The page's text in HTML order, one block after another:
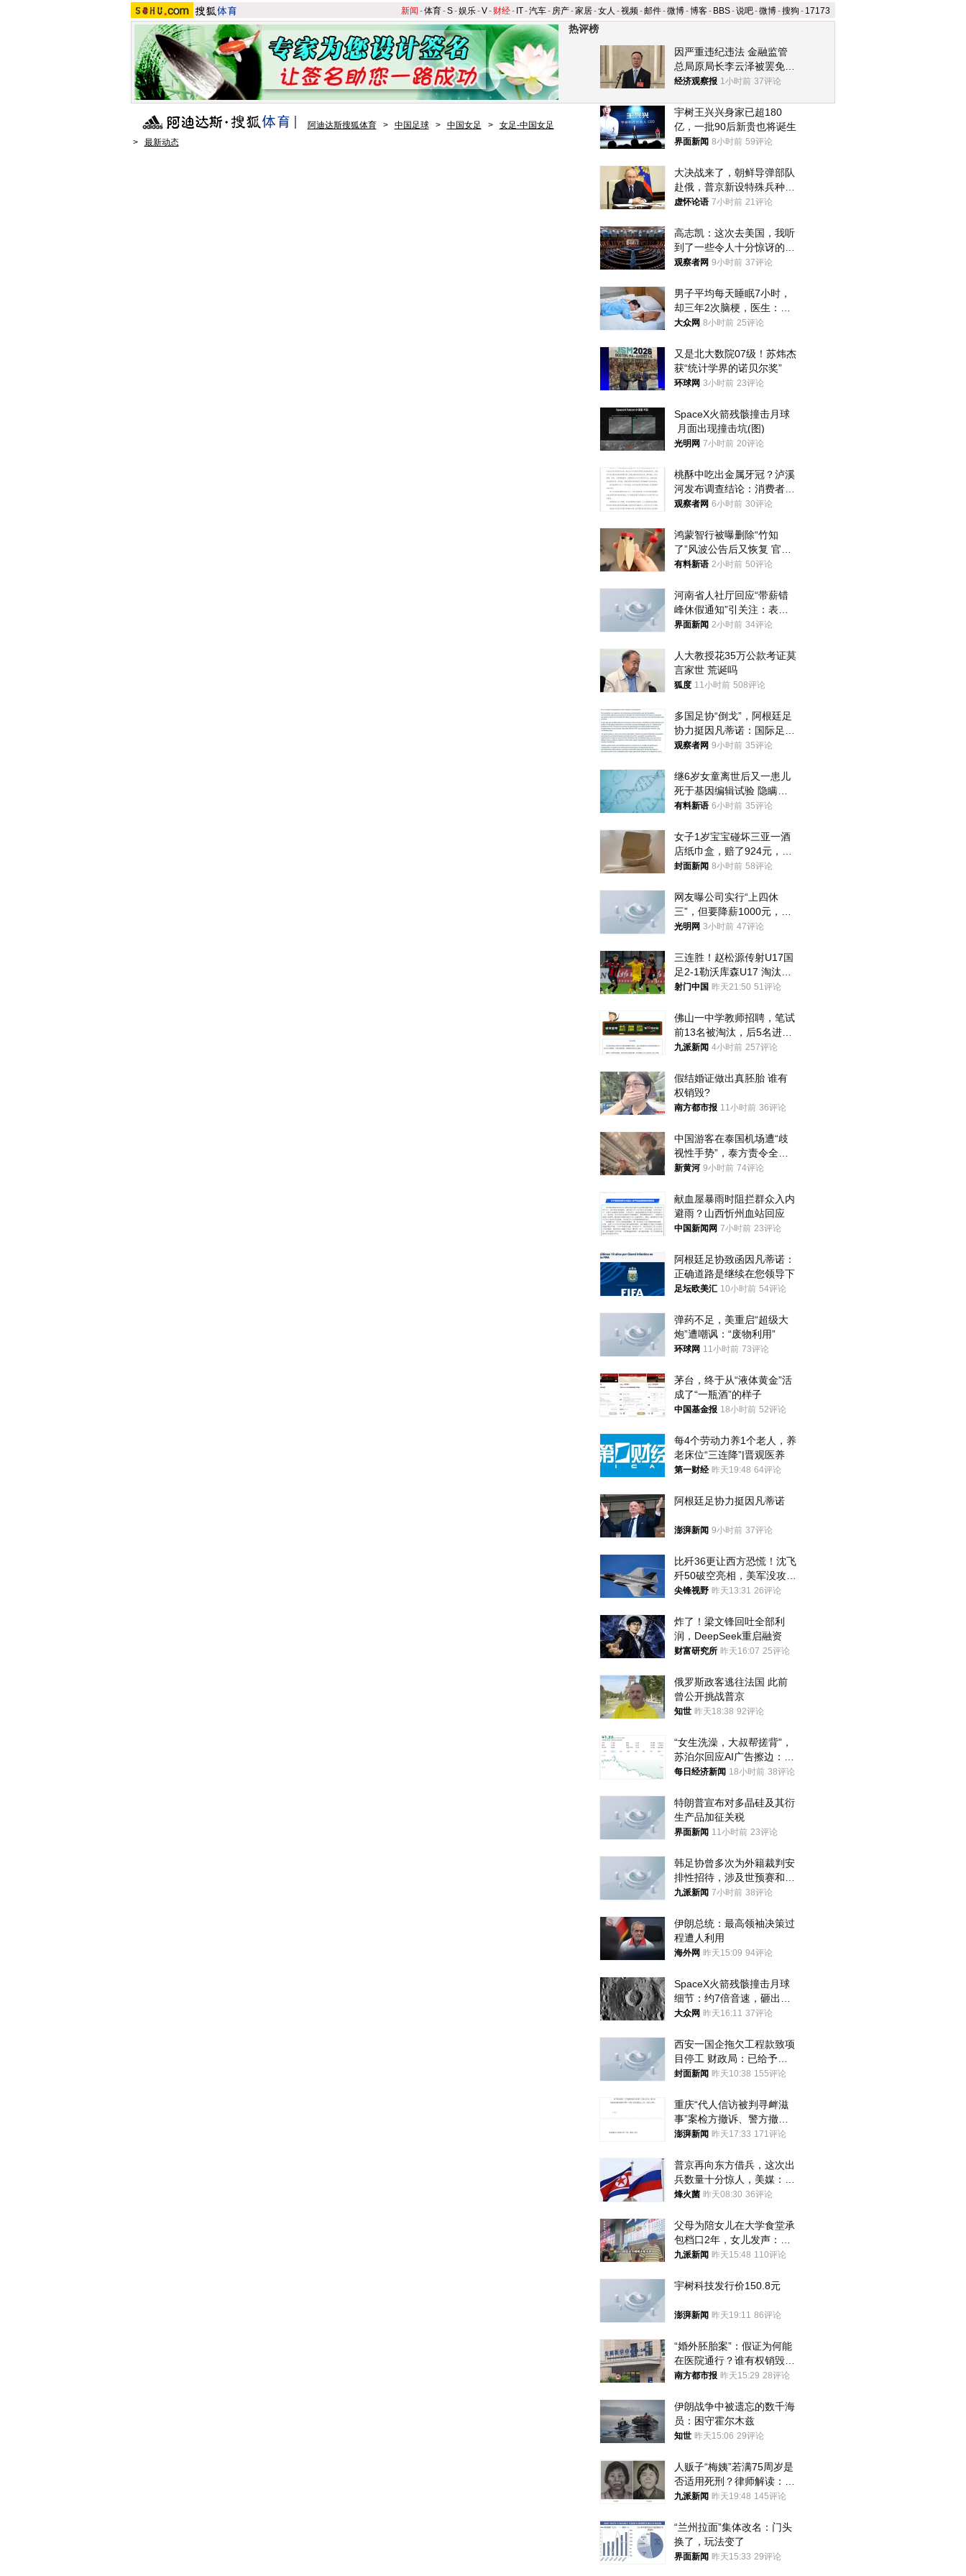
新闻 -体育-S-娱乐-V- 财经- IT-汽车- 房产-家居-女人 -视频-邮件-微博-博客- BBS-说吧-微博-搜狗 - 17173
热评榜
因严重违纪违法 金融监管
总局原局长李云泽被罢免全
国人大代表
经济观察报 1小时前 37评论
宇树王兴兴身家已超180
亿，一批90后新贵也将诞生
界面新闻 8小时前 59评论
大决战来了，朝鲜导弹部队
赴俄，普京新设特殊兵种，
76岁老将扛旗
虚怀论语 7小时前 21评论
高志凯：这次去美国，我听
到了一些令人十分惊讶的消
息
观察者网 9小时前 37评论
男子平均每天睡眠7小时，
却三年2次脑梗，医生：这
样睡觉更伤身
大众网 8小时前 25评论
又是北大数院07级！苏炜杰
获“统计学界的诺贝尔奖”
环球网 3小时前 23评论
SpaceX火箭残骸撞击月球
月面出现撞击坑(图)
光明网 7小时前 20评论
桃酥中吃出金属牙冠？泸溪
河发布调查结论：消费者已
澄清，所发视频情况不属实
观察者网 6小时前 30评论
鸿蒙智行被曝删除“竹知
了”风波公告后又恢复 官媒
曾力挺：劝华为要大度的，
有料新语 2小时前 50评论
河南省人社厅回应“带薪错
峰休假通知”引关注：表述
不够准确，待修改后印发
界面新闻 2小时前 34评论
人大教授花35万公款考证莫
言家世 荒诞吗
狐度 11小时前 508评论
多国足协“倒戈”，阿根廷足
协力挺因凡蒂诺：国际足联
今后应继续在其领导下前行
观察者网 9小时前 35评论
继6岁女童离世后又一患儿
死于基因编辑试验 隐瞒一
年才对外披露
有料新语 6小时前 35评论
女子1岁宝宝碰坏三亚一酒
店纸巾盒，赔了924元，发
帖吐槽后酒店退还一半的
封面新闻 8小时前 58评论
网友曝公司实行“上四休
三”，但要降薪1000元，不
接受只能辞职
光明网 3小时前 47评论
三连胜！赵松源传射U17国
足2-1勒沃库森U17 淘汰赛
将战河床
射门中国 昨天21:50 51评论
佛山一中学教师招聘，笔试
前13名被淘汰，后5名进体
检，被疑萝卜岗，官方通
九派新闻 4小时前 257评论
假结婚证做出真胚胎 谁有
权销毁?
南方都市报 11小时前 36评论
中国游客在泰国机场遭“歧
视性手势”，泰方责令全面
调查，对责任人采取最严厉
新黄河 9小时前 74评论
献血屋暴雨时阻拦群众入内
避雨？山西忻州血站回应
中国新闻网 7小时前 23评论
阿根廷足协致函因凡蒂诺：
正确道路是继续在您领导下
足坛欧美汇 10小时前 54评论
弹药不足，美重启“超级大
炮”遭嘲讽：“废物利用”
环球网 11小时前 73评论
茅台，终于从“液体黄金”活
成了“一瓶酒”的样子
中国基金报 18小时前 52评论
每4个劳动力养1个老人，养
老床位“三连降”|晋观医养
第一财经 昨天19:48 64评论
阿根廷足协力挺因凡蒂诺
澎湃新闻 9小时前 37评论
比歼36更让西方恐慌！沈飞
歼50破空亮相，美军没攻克
的技术被拿下
尖锋视野 昨天13:31 26评论
炸了！梁文锋回吐全部利
润，DeepSeek重启融资
财富研究所 昨天16:07 25评论
俄罗斯政客逃往法国 此前
曾公开挑战普京
知世 昨天18:38 92评论
“女生洗澡，大叔帮搓背”，
苏泊尔回应AI广告擦边：视
频全下架，已强化内容管理
每日经济新闻 18小时前 38评论
特朗普宣布对多晶硅及其衍
生产品加征关税
界面新闻 11小时前 23评论
韩足协曾多次为外籍裁判安
排性招待，涉及世预赛和奥
预赛，韩足协回应
九派新闻 7小时前 38评论
伊朗总统：最高领袖决策过
程遭人利用
海外网 昨天15:09 94评论
SpaceX火箭残骸撞击月球
细节：约7倍音速，砸出直
径约30米撞击坑
大众网 昨天16:11 37评论
西安一国企拖欠工程款致项
目停工 财政局：已给予处
分，正督促整改
封面新闻 昨天10:38 155评论
重庆“代人信访被判寻衅滋
事”案检方撤诉、警方撤
案，两被告人获国赔
澎湃新闻 昨天17:33 171评论
普京再向东方借兵，这次出
兵数量十分惊人，美媒：俄
朝要动真格？
烽火菌 昨天08:30 36评论
父母为陪女儿在大学食堂承
包档口2年，女儿发声：初
衷是为了陪伴，毕业后将不
九派新闻 昨天15:48 110评论
宇树科技发行价150.8元
澎湃新闻 昨天19:11 86评论
“婚外胚胎案”：假证为何能
在医院通行？谁有权销毁胚
胎？
南方都市报 昨天15:29 28评论
伊朗战争中被遗忘的数千海
员：困守霍尔木兹
知世 昨天15:06 29评论
人贩子“梅姨”若满75周岁是
否适用死刑？律师解读：很
大概率不会被判处死刑
九派新闻 昨天19:48 145评论
“兰州拉面”集体改名：门头
换了，玩法变了
界面新闻 昨天15:33 29评论
阿迪达斯搜狐体育 > 中国足球 > 中国女足 >
女足-中国女足
>
最新动态